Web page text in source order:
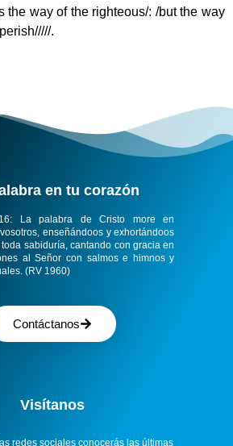
the way of the righteous/: /but the way
.
en tu corazón​
La palabra de Cristo more en
enseñándoos y exhortándoos
sabiduría, cantando con gracia en
al Señor con salmos e himnos y
(RV 1960)
Contáctanos
Visítanos
redes sociales conocerás las últimas